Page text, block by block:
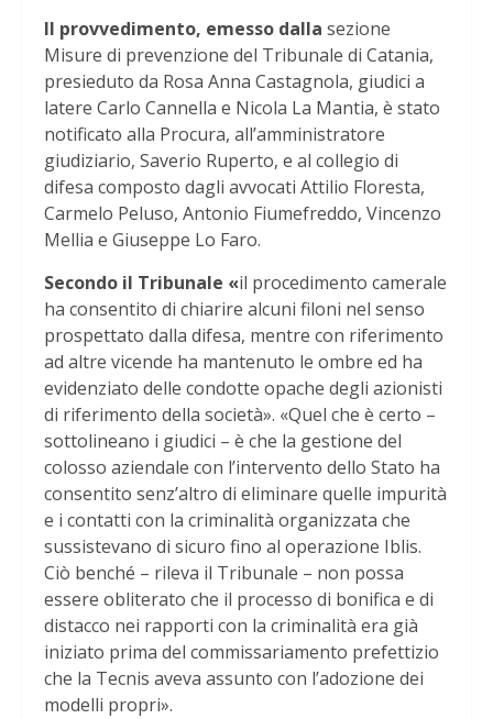
Il provvedimento, emesso dalla sezione
Misure di prevenzione del Tribunale di Catania,
presieduto da Rosa Anna Castagnola, giudici a
latere Carlo Cannella e Nicola La Mantia, è stato
notificato alla Procura, all’amministratore
giudiziario, Saverio Ruperto, e al collegio di
difesa composto dagli avvocati Attilio Floresta,
Carmelo Peluso, Antonio Fiumefreddo, Vincenzo
Mellia e Giuseppe Lo Faro.
Secondo il Tribunale «il procedimento camerale
ha consentito di chiarire alcuni filoni nel senso
prospettato dalla difesa, mentre con riferimento
ad altre vicende ha mantenuto le ombre ed ha
evidenziato delle condotte opache degli azionisti
di riferimento della società». «Quel che è certo –
sottolineano i giudici – è che la gestione del
colosso aziendale con l’intervento dello Stato ha
consentito senz’altro di eliminare quelle impurità
e i contatti con la criminalità organizzata che
sussistevano di sicuro fino al operazione Iblis.
Ciò benché – rileva il Tribunale – non possa
essere obliterato che il processo di bonifica e di
distacco nei rapporti con la criminalità era già
iniziato prima del commissariamento prefettizio
che la Tecnis aveva assunto con l’adozione dei
modelli propri».